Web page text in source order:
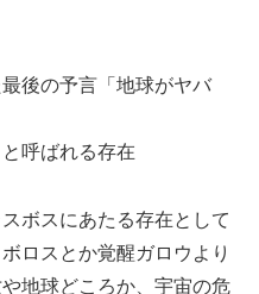
後の予言「地球がヤバ
と呼ばれる存在
ボスにあたる存在として
ロスとか覚醒ガロウより
地球どころか、宇宙の危